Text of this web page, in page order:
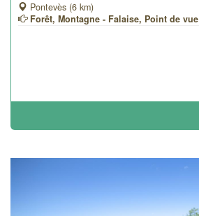
Pontevès (6 km)
Forêt, Montagne - Falaise, Point de vue